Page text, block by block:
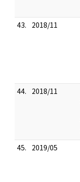
43.
2018/11
44.
2018/11
45.
2019/05